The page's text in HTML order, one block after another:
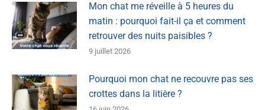
Mon chat me réveille à 5 heures du
matin : pourquoi fait-il ça et comment
retrouver des nuits paisibles ?
9 juillet 2026
Pourquoi mon chat ne recouvre pas ses
crottes dans la litière ?